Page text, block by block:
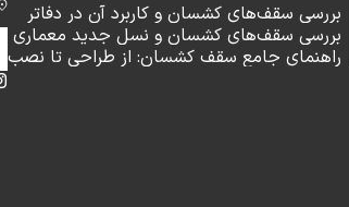
بررسی سقف‌های کشسان و کاربرد آن در دفاتر
اداری
بررسی سقف‌های کشسان و نسل جدید معماری
راهنمای جامع سقف کشسان: از طراحی تا نصب